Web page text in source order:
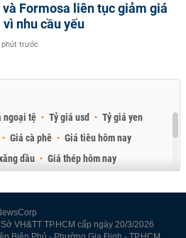
và Formosa liên tục giảm giá
vì nhu cầu yếu
phút trước
ngoại tệ Tỷ giá usd
Tỷ giá yen
Giá cà phê
Giá tiêu hôm nay
dầu
Giá thép hôm nay
VH&TT TP.HCM cấp ngày 20/3/2026